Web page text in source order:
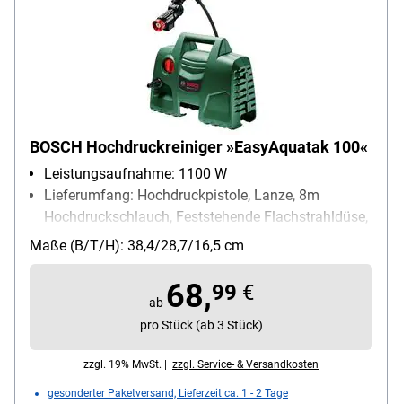
BOSCH Hochdruckreiniger »EasyAquatak 100«
Leistungsaufnahme: 1100 W
Lieferumfang: Hochdruckpistole, Lanze, 8m
Hochdruckschlauch, Feststehende Flachstrahldüse,
Rotor-Fan-Lanze
Stromversorgung: Stromnetz
Maße (B/T/H): 38,4/28,7/16,5 cm
ab 68,99 €
pro Stück (ab 3 Stück)
zzgl. 19% MwSt. | zzgl. Service- & Versandkosten
gesonderter Paketversand, Lieferzeit ca. 1 - 2 Tage